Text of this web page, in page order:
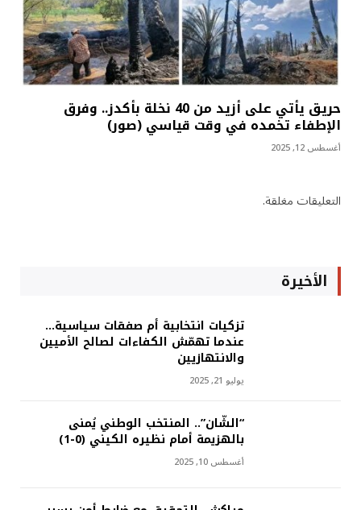
حريق يأتي على أزيد من 40 نخلة بأكدز.. وفرق
الإطفاء تخمده في وقت قياسي (صور)
أغسطس 12, 2025
التعليقات مغلقة.
الأخيرة
تزكيات انتخابية أم صفقات سياسية…
عندما تهمّش الكفاءات لصالح الأميين
والانتهازيين
يوليو 21, 2025
“الشّان”.. المنتخب الوطني يُمنى
بالهزيمة أمام نظيره الكيني (0-1)
أغسطس 10, 2025